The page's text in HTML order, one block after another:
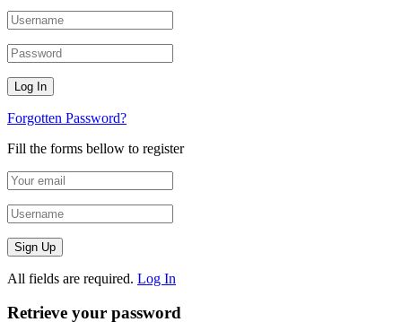
Forgotten Password?
Fill the forms bellow to register
All fields are required. Log In
Retrieve your password